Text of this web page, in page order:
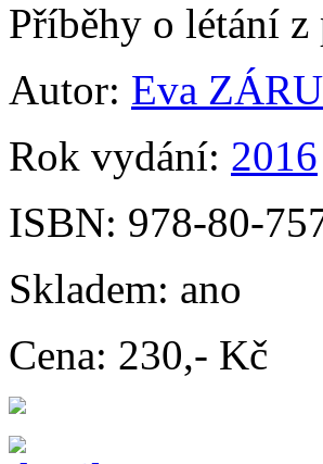
Příběhy o létání
Autor: Eva
Rok vydání: 2016
ISBN: 978-80-
Skladem: ano
Cena: 230,- Kč